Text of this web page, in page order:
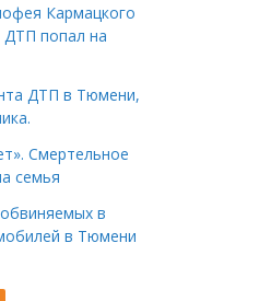
Кармацкого
попал на
ДТП в Тюмени,
Смертельное
семья
в
в Тюмени